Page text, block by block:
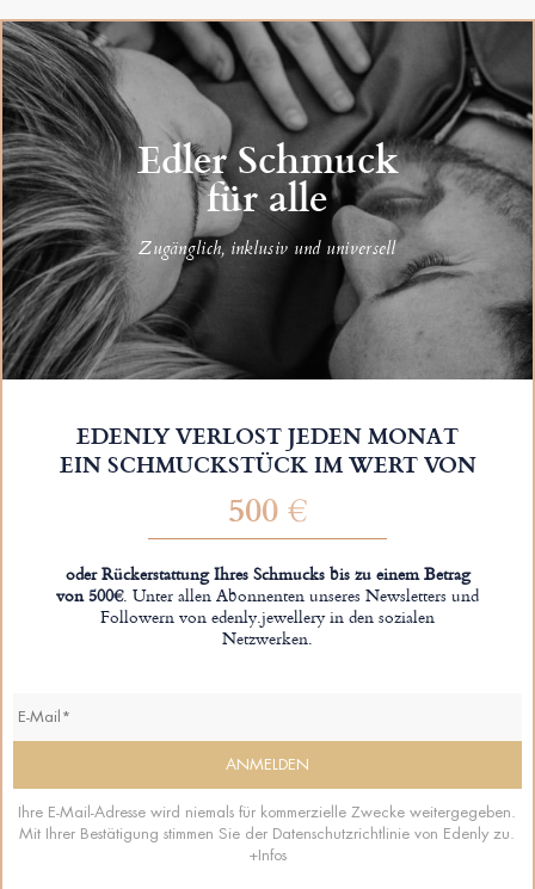
Edler Schmuck
für alle
Zugänglich, inklusiv und universell
EDENLY VERLOST JEDEN MONAT
EIN SCHMUCKSTÜCK IM WERT VON
500 €
oder Rückerstattung Ihres Schmucks bis zu einem Betrag
von 500€. Unter allen Abonnenten unseres Newsletters und
Followern von edenly.jewellery in den sozialen
Netzwerken.
Ihre E-Mail-Adresse wird niemals für kommerzielle Zwecke weitergegeben.
Mit Ihrer Bestätigung stimmen Sie der Datenschutzrichtlinie von Edenly zu.
+Infos